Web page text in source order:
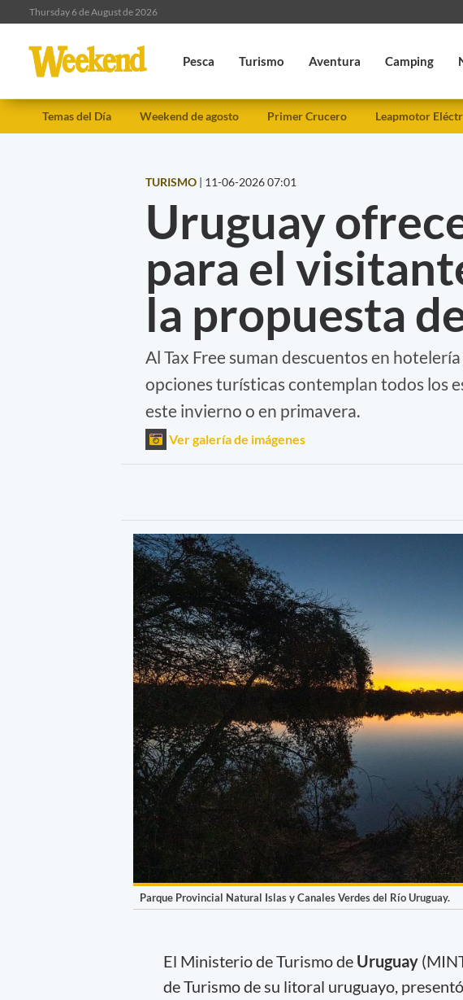
Thursday 6 de August de 2026
Pesca Turismo Aventura Camping
Temas del Día Weekend de agosto Primer Crucero Leapmotor
TURISMO | 11-06-2026 07:01
Uruguay
para el
la propuesta
Al Tax Free suman descuentos en
opciones turísticas contemplan todos los
este invierno o en primavera.
Ver galería de imágenes
Parque Provincial Natural Islas y Canales Verdes del Río Uruguay.
El Ministerio de Turismo de Uruguay
de Turismo de su litoral uruguayo,